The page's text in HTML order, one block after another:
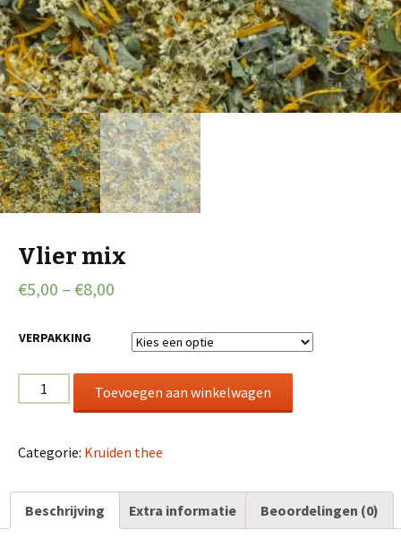
Vlier mix
€5,00 – €8,00
VERPAKKING
Vlier
mix
Toevoegen aan winkelwagen
Categorie: Kruiden thee
Beschrijving Extra informatie Beoordelingen (0)